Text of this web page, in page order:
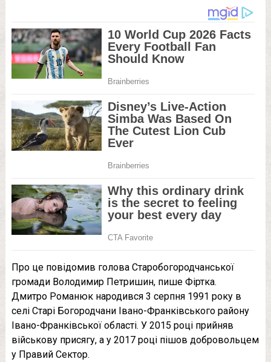
Про це повідомив голова Старобогородчанської
громади Володимир Петришин, пише Фіртка.
Дмитро Романюк народився 3 серпня 1991 року в
селі Старі Богородчани Івано-Франківського району
Івано-Франківської області. У 2015 році прийняв
військову присягу, а у 2017 році пішов добровольцем
у Правий Сектор.